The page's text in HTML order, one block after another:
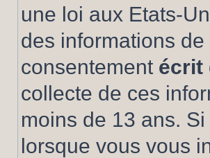
une loi aux Etats-
des informations
consentement écrit
collecte de ces
moins de 13 ans.
lorsque vous vous